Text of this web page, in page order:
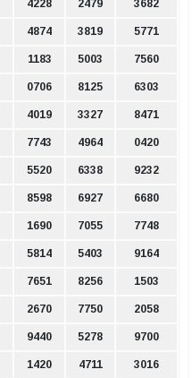
4228 2479 3682
4874 3819 5771
1183 5003 7560
0706 8125 6303
4019 3327 8471
7743 4964 0420
5520 6338 9232
8598 6927 6680
1690 7055 7748
5814 5403 9164
7651 8256 1503
2670 7750 2058
9440 5278 9700
1420 4711 3016